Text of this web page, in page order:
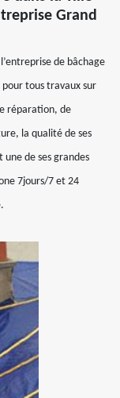
Grand
de bâchage
tous travaux sur
réparation, de
la qualité de ses
de ses grandes
7jours/7 et 24